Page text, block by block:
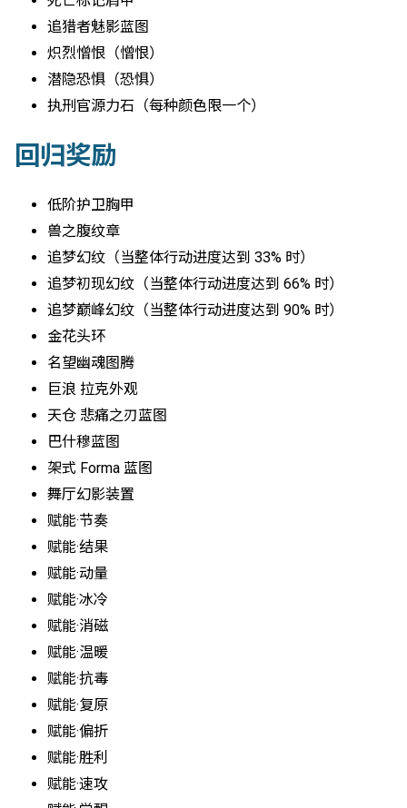
追猎者魅影蓝图
炽烈憎恨（憎恨）
潜隐恐惧（恐惧）
执刑官源力石（每种颜色限一个）
回归奖励
低阶护卫胸甲
兽之腹纹章
追梦幻纹（当整体行动进度达到 33% 时）
追梦初现幻纹（当整体行动进度达到 66% 时）
追梦巅峰幻纹（当整体行动进度达到 90% 时）
金花头环
名望幽魂图腾
巨浪 拉克外观
天仓 悲痛之刃蓝图
巴什穆蓝图
架式 Forma 蓝图
舞厅幻影装置
赋能·节奏
赋能·结果
赋能·动量
赋能·冰冷
赋能·消磁
赋能·温暖
赋能·抗毒
赋能·复原
赋能·偏折
赋能·胜利
赋能·速攻